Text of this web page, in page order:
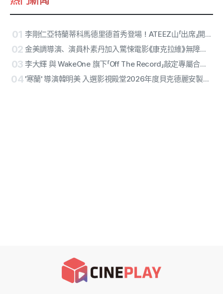
01 李剛仁亞特蘭蒂科馬德里德首秀登場！ATEEZ山「出席」開球、RESCENE中場演出確定
02 金美調導演、演員朴素丹加入驚悚電影《康克拉維》無障礙版本
03 李大輝 與 WakeOne 旗下「Off The Record」敲定專屬合約… 多面向藝人開啟個人獨奏生涯第2章
04 '寒蘭' 導演韓明美 入選影視殿堂2026年度貝克德麗安製作人獎